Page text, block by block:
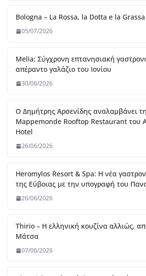
Bologna – La Rossa, la Dotta e la Grassa
05/07/2026
Melia: Σύγχρονη επτανησιακή
απέραντο γαλάζιο του Ιονίου
30/06/2026
Ο Δημήτρης Αρσενίδης αναλαμβάνει
Mappemonde Rooftop Restaurant του
Hotel
26/06/2026
Heromylos Resort & Spa: Η νέα
της Εύβοιας με την υπογραφή του
26/06/2026
Thirio – Η ελληνική κουζίνα αλλιώς,
Μάτσα
07/06/2026